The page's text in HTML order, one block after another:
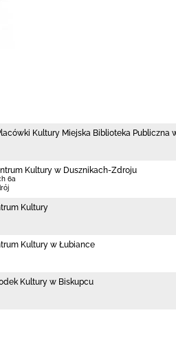
Kultury Miejska Biblioteka Publiczna
Kultury w Dusznikach-Zdroju
6a
Kultury
Kultury w Łubiance
Kultury w Biskupcu